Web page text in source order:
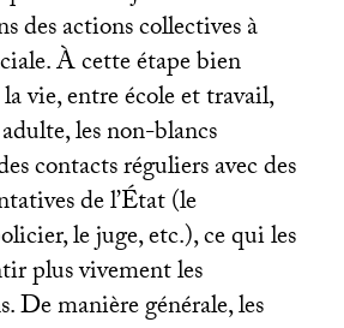
des actions collectives à
À cette étape bien
vie, entre école et travail,
les non-blancs
contacts réguliers avec des
de l’État (le
le juge, etc.), ce qui les
plus vivement les
De manière générale, les